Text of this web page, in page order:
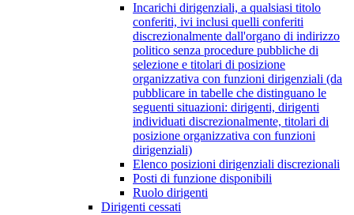
Incarichi dirigenziali, a qualsiasi titolo
conferiti, ivi inclusi quelli conferiti
discrezionalmente dall'organo di indirizzo
politico senza procedure pubbliche di
selezione e titolari di posizione
organizzativa con funzioni dirigenziali (da
pubblicare in tabelle che distinguano le
seguenti situazioni: dirigenti, dirigenti
individuati discrezionalmente, titolari di
posizione organizzativa con funzioni
dirigenziali)
Elenco posizioni dirigenziali discrezionali
Posti di funzione disponibili
Ruolo dirigenti
Dirigenti cessati